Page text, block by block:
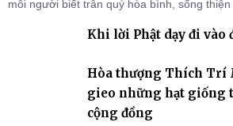
mỗi người biết trân quý hòa bình, sống
Khi lời Phật dạy đi vào
Hòa thượng Thích Trí
gieo những hạt giống
cộng đồng